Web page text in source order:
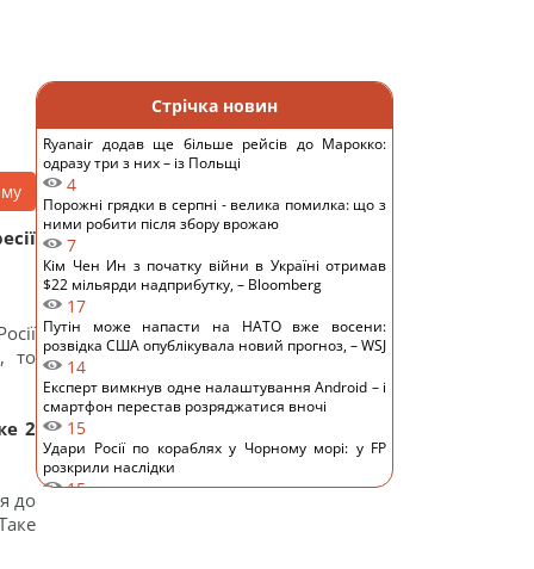
то
2
до
Стрічка новин
Ryanair додав ще більше рейсів до Марокко:
одразу три з них – із Польщі
4
Порожні грядки в серпні - велика помилка: що з
ними робити після збору врожаю
7
Кім Чен Ин з початку війни в Україні отримав
$22 мільярди надприбутку, – Bloomberg
17
Путін може напасти на НАТО вже восени:
розвідка США опублікувала новий прогноз, – WSJ
14
Експерт вимкнув одне налаштування Android – і
смартфон перестав розряджатися вночі
15
Удари Росії по кораблях у Чорному морі: у FP
розкрили наслідки
15